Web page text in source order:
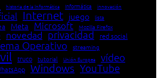
historia de la Informática Informática innovación
Internet juego lista
Meta Microsoft Mozilla Firefox
novedad privacidad red social
Operativo streaming
truco tutorial Unión Europea vídeo
Windows YouTube